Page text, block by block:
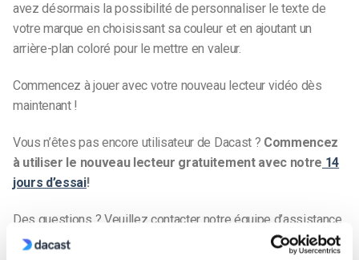
avez désormais la possibilité de personnaliser le texte de
votre marque en choisissant sa couleur et en ajoutant un
arrière-plan coloré pour le mettre en valeur.
Commencez à jouer avec votre nouveau lecteur vidéo dès
maintenant !
Vous n’êtes pas encore utilisateur de Dacast ? Commencez
à utiliser le nouveau lecteur gratuitement avec notre 14
jours d’essai!
Des questions ? Veuillez contacter notre équipe d’assistance
par chat ou par courrier électronique
à l’adresse suivante